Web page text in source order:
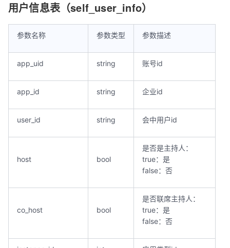
用户信息表（self_user_info）
参数名称 参数类型 参数描述
app_uid string 账号id
app_id string 企业id
user_id string 会中用户id
host bool
是否是主持人：
true：是
false：否
co_host bool
是否联席主持人：
true：是
false：否